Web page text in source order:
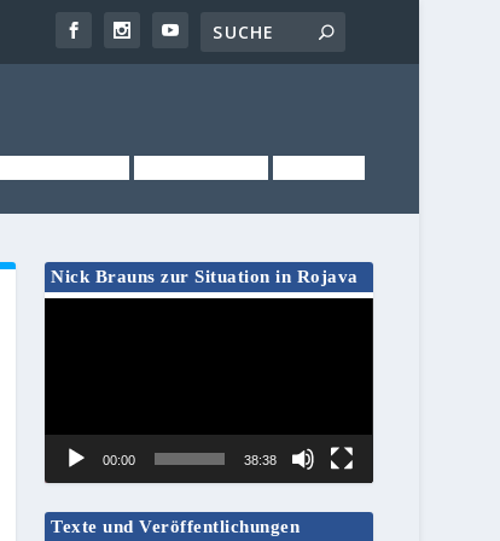
Nick Brauns zur Situation in Rojava
00:00 38:38
Texte und Veröffentlichungen